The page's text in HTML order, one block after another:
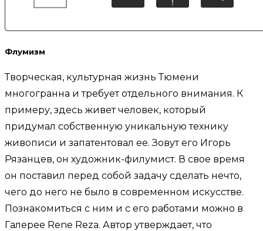
Флумизм
Творческая, культурная жизнь Тюмени
многогранна и требует отдельного внимания. К
примеру, здесь живет человек, который
придумал собственную уникальную технику
живописи и запатентовал ее. Зовут его Игорь
Рязанцев, он художник-филумист. В свое время
он поставил перед собой задачу сделать нечто,
чего до него не было в современном искусстве.
Познакомиться с ним и с его работами можно в
Галерее Rene Reza. Автор утверждает, что